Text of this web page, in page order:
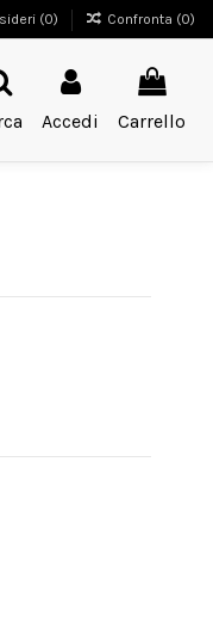
(0) Confronta (0)
Accedi Carrello